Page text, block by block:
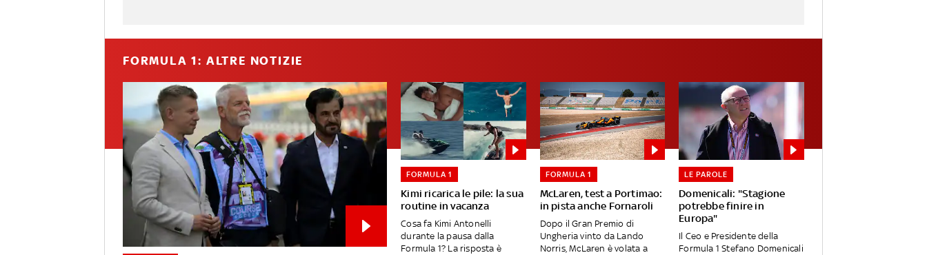
FORMULA 1: ALTRE NOTIZIE
Kimi ricarica le pile: la sua
routine in vacanza
FORMULA 1
Cosa fa Kimi Antonelli
durante la pausa dalla
Formula 1? La risposta è
McLaren, test a Portimao:
in pista anche Fornaroli
FORMULA 1
Dopo il Gran Premio di
Ungheria vinto da Lando
Norris, McLaren è volata a
Domenicali: "Stagione
potrebbe finire in
Europa"
LE PAROLE
Il Ceo e Presidente della
Formula 1 Stefano Domenicali